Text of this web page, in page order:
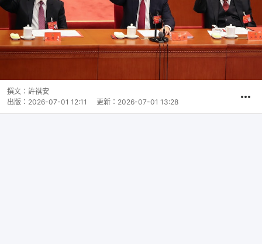
撰文： 許祺安
出版： 2026-07-01 12:11 更新： 2026-07-01 13:28